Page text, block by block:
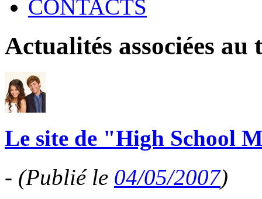
CONTACTS
Actualités associées au
Le site de "High School
- (Publié le 04/05/2007)